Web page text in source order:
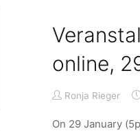
25.01
26.01.
each
online,
Ronja Rieger
On 29 January